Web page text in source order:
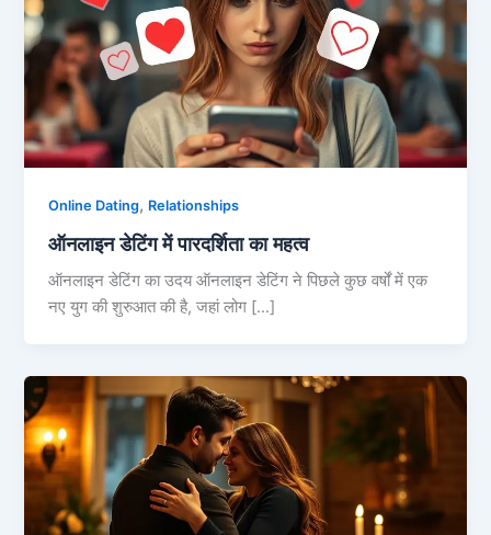
Online Dating, Relationships
ऑनलाइन डेटिंग में पारदर्शिता का महत्व
ऑनलाइन डेटिंग का उदय ऑनलाइन डेटिंग ने पिछले कुछ वर्षों में एक
नए युग की शुरुआत की है, जहां लोग […]